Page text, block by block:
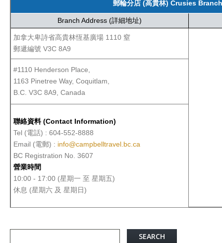
郵輪分店 (高貴林) Crusies
Branch Address (詳細地址)
加拿大卑詩省高貴林恆基廣場 1110 窒
郵遞編號 V3C 8A9
#1110 Henderson Place,
1163 Pinetree Way, Coquitlam,
B.C. V3C 8A9, Canada
聯絡資料 (Contact Information)
Tel (電話) : 604-552-8888
Email (電郵) : info@campbelltravel.bc.ca
BC Registration No. 3607
營業時間
10:00 - 17:00 (星期一 至 星期五)
休息 (星期六 及 星期日)